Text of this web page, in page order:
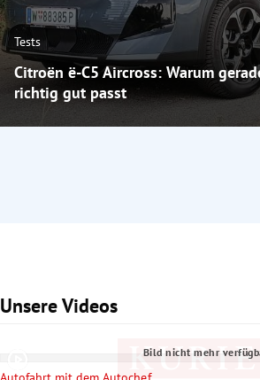
Tests
Citroën ë-C5 Aircross: Warum
richtig gut passt
Unsere Videos
Slide 1 von 4
Bild nicht mehr